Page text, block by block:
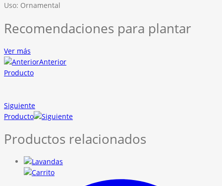
Uso: Ornamental
Recomendaciones para plantar
Ver más
Anterior
Producto
Siguiente
Producto
Productos relacionados